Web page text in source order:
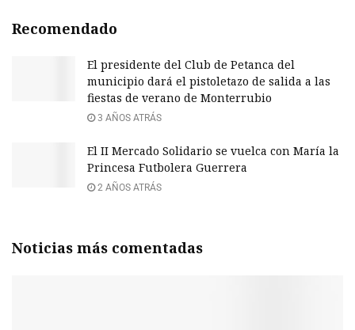
Recomendado
El presidente del Club de Petanca del
municipio dará el pistoletazo de salida a las
fiestas de verano de Monterrubio
3 AÑOS ATRÁS
El II Mercado Solidario se vuelca con María la
Princesa Futbolera Guerrera
2 AÑOS ATRÁS
Noticias más comentadas